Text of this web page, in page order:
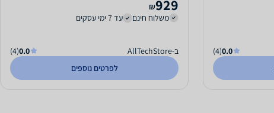
0.0
(4)
929
₪
משלוח חינם
עד 7 ימי עסקים
ב-AllTechStore 0.0
(4)
לפרטים נוספים